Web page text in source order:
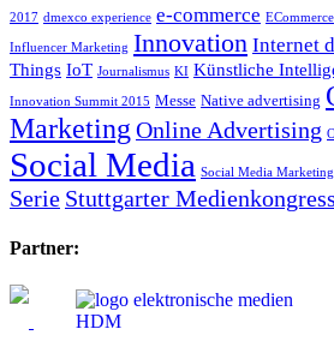
2017 dmexco experience e-commerce ECommerce
Influencer Marketing Innovation Internet
Things IoT Journalismus KI Künstliche
Innovation Summit 2015 Messe Native advertising
Marketing Online Advertising
Social Media Social Media Marketing
Serie Stuttgarter Medienkongress
Partner: